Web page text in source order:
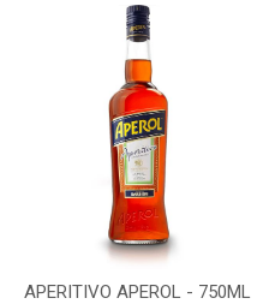
APERITIVO APEROL - 750ML